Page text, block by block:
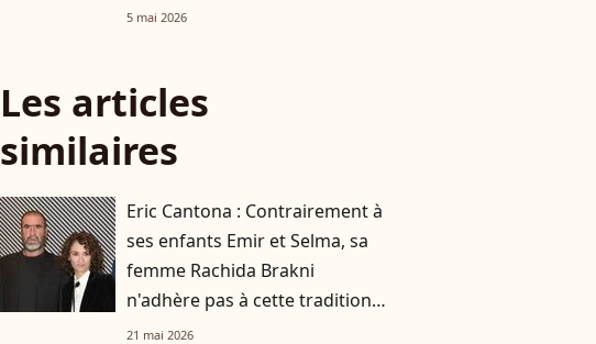
5 mai 2026
Les articles
similaires
Eric Cantona : Contrairement à
ses enfants Emir et Selma, sa
femme Rachida Brakni
n'adhère pas à cette tradition
familiale, "je tente de lui faire
21 mai 2026